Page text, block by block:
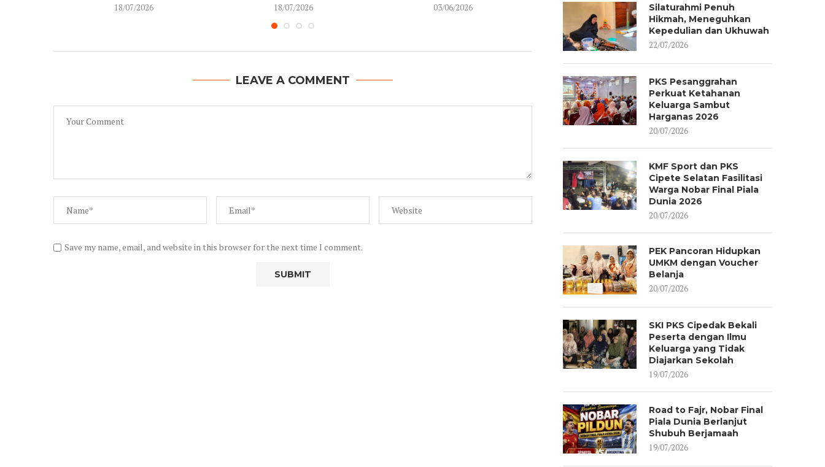
18/07/2026
18/07/2026
03/06/2026
06/01/2026
LEAVE A COMMENT
Save my name, email, and website in this browser for the next time I comment.
Silaturahmi Penuh
Hikmah, Meneguhkan
Kepedulian dan Ukhuwah
22/07/2026
PKS Pesanggrahan
Perkuat Ketahanan
Keluarga Sambut
Harganas 2026
20/07/2026
KMF Sport dan PKS
Cipete Selatan Fasilitasi
Warga Nobar Final Piala
Dunia 2026
20/07/2026
PEK Pancoran Hidupkan
UMKM dengan Voucher
Belanja
20/07/2026
SKI PKS Cipedak Bekali
Peserta dengan Ilmu
Keluarga yang Tidak
Diajarkan Sekolah
19/07/2026
Road to Fajr, Nobar Final
Piala Dunia Berlanjut
Shubuh Berjamaah
19/07/2026